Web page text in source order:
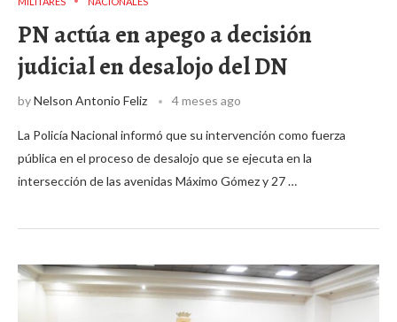
PN actúa en apego a decisión
judicial en desalojo del DN
byNelson Antonio Feliz 4 meses ago
La Policía Nacional informó que su intervención como fuerza
pública en el proceso de desalojo que se ejecuta en la
intersección de las avenidas Máximo Gómez y 27 …